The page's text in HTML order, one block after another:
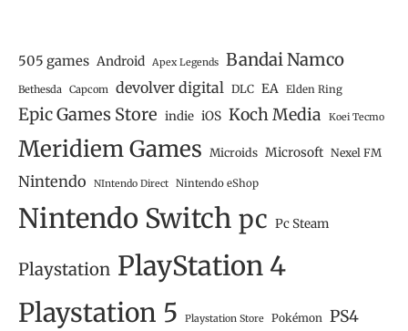
505 games Android Apex Legends Bandai Namco
Bethesda Capcom devolver digital DLC EA Elden Ring
Epic Games Store indie iOS Koch Media Koei Tecmo
Meridiem Games Microids Microsoft Nexel FM
Nintendo NIntendo Direct Nintendo eShop
Nintendo Switch pc Pc Steam
Playstation PlayStation 4
Playstation 5 Playstation Store Pokémon PS4